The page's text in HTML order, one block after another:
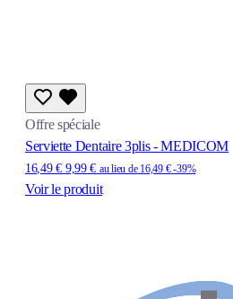
Offre spéciale
Serviette Dentaire 3plis - MEDICOM
16,49 € 9,99 € au lieu de 16,49 €-39%
Voir le produit